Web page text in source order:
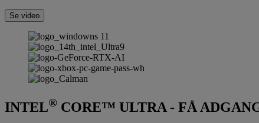
Se video
INTEL® CORE™ ULTRA - FÅ